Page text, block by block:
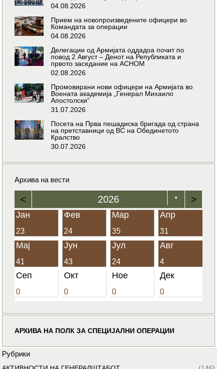
04.08.2026
Прием на новопроизведените офицери во
Командата за операции
04.08.2026
Делегации од Армијата оддадоа почит по
повод 2 Август – Денот на Републиката и
првото заседание на АСНОМ
02.08.2026
Промовирани нови офицери на Армијата во
Воената академија „Генерал Михаило
Апостолски“
31.07.2026
Посета на Прва пешадиска бригада од страна
на претставници од ВС на Обединетото
Кралство
30.07.2026
Архива на вести
< 2026 ▼ >
Јан
23
Фев
24
Мар
35
Апр
31
Мај
41
Јун
43
Јул
24
Авг
4
Сеп
0
Окт
0
Ное
0
Дек
0
АРХИВА НА ПОЛК ЗА СПЕЦИЈАЛНИ ОПЕРАЦИИ
Рубрики